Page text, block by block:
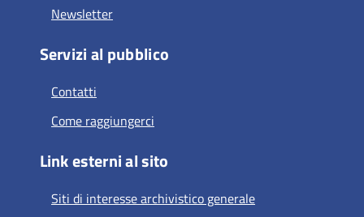
Newsletter
Servizi al pubblico
Contatti
Come raggiungerci
Link esterni al sito
Siti di interesse archivistico generale